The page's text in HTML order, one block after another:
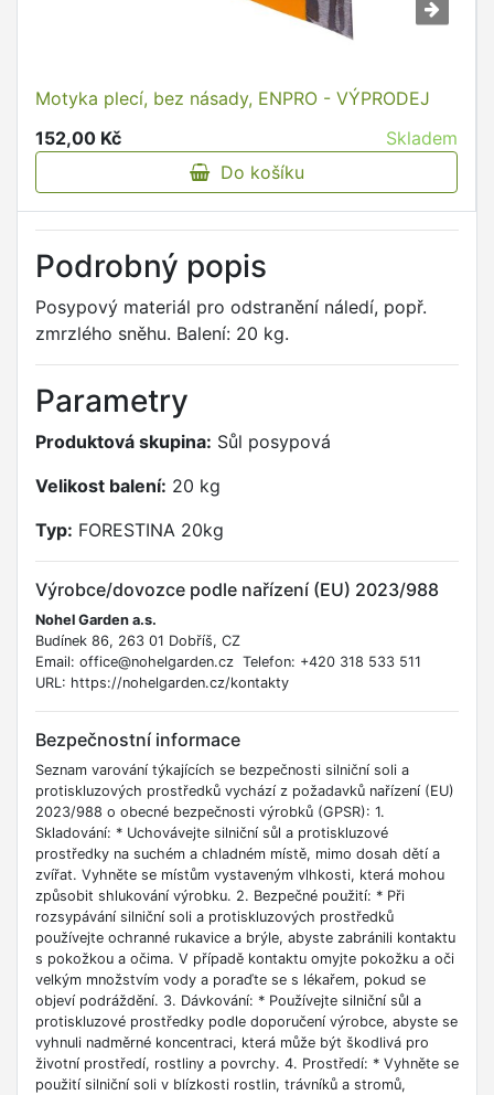
Motyka plecí, bez násady, ENPRO - VÝPRODEJ
152,00 Kč
Skladem
Do košíku
Podrobný popis
Posypový materiál pro odstranění náledí, popř.
zmrzlého sněhu. Balení: 20 kg.
Parametry
Produktová skupina: Sůl posypová
Velikost balení: 20 kg
Typ: FORESTINA 20kg
Výrobce/dovozce podle nařízení (EU) 2023/988
Nohel Garden a.s.
Budínek 86, 263 01 Dobříš, CZ
Email: office@nohelgarden.cz Telefon: +420 318 533 511
URL: https://nohelgarden.cz/kontakty
Bezpečnostní informace
Seznam varování týkajících se bezpečnosti silniční soli a
protiskluzových prostředků vychází z požadavků nařízení (EU)
2023/988 o obecné bezpečnosti výrobků (GPSR): 1.
Skladování: * Uchovávejte silniční sůl a protiskluzové
prostředky na suchém a chladném místě, mimo dosah dětí a
zvířat. Vyhněte se místům vystaveným vlhkosti, která mohou
způsobit shlukování výrobku. 2. Bezpečné použití: * Při
rozsypávání silniční soli a protiskluzových prostředků
používejte ochranné rukavice a brýle, abyste zabránili kontaktu
s pokožkou a očima. V případě kontaktu omyjte pokožku a oči
velkým množstvím vody a poraďte se s lékařem, pokud se
objeví podráždění. 3. Dávkování: * Používejte silniční sůl a
protiskluzové prostředky podle doporučení výrobce, abyste se
vyhnuli nadměrné koncentraci, která může být škodlivá pro
životní prostředí, rostliny a povrchy. 4. Prostředí: * Vyhněte se
použití silniční soli v blízkosti rostlin, trávníků a stromů,